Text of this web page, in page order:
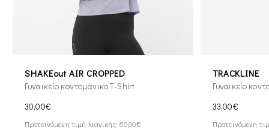
SHAKEout AIR CROPPED
Γυναικείο κοντομάνικο T-Shirt
30,00€
Προτεινόμενη τιμή λιανικής: 60,00€
TRACKLINE
Γυναικείο
33,00€
Προτεινόμενη